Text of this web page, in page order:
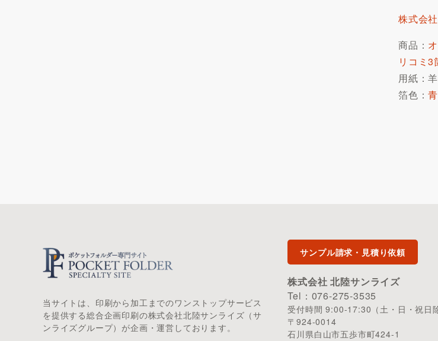
株式会
商品：
リコミ3
用紙：
箔色：
当サイトは、印刷から加工までのワンストップサービス
を提供する総合企画印刷の株式会社北陸サンライズ（サ
ンライズグループ）が企画・運営しております。
サンプル請求・見積り依頼
株式会社 北陸サンライズ
Tel：076-275-3535
受付時間 9:00-17:30（土・日・祝日
〒924-0014
石川県白山市五歩市町424-1